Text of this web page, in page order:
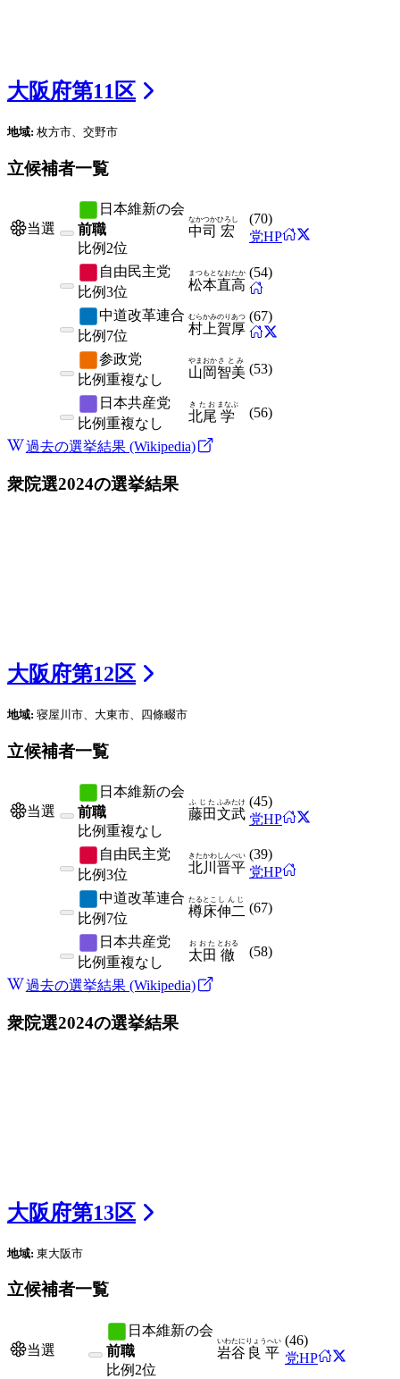
大阪府第11 区
地域: 枚方市、交野市
立候補者一覧
当選
日本維新の会
前職
比例2位
中司
なかつか
宏
ひろし (70)
党HP
自由民主党
比例3位 松本
まつもと
直高
なおたか (54)
中道改革連合
比例 7位 村上
むらかみ
賀厚
のりあつ (67)
参政党
比例重複なし 山岡
やまおか
智美
さとみ
(53)
日本共産党
比例重複なし 北尾
きたお
学
まなぶ
(56)
過去の選挙結果 (Wikipedia)
衆院選2024の選挙結果
大阪府第12区
地域: 寝屋川市、大東市、四條畷市
立候補者一覧
当選
日本維新の会
前職
比例重複なし
藤田
ふじた
文武
ふみたけ (45)
党HP
自由民主党
比例3位 北川
きたかわ
晋平
しんぺい (39)
党HP
中道改革連合
比例 7位 樽床
たるとこ
伸二
しんじ
(67)
日本共産党
比例重複なし 太田
おおた
徹
とおる
(58)
過去の選挙結果 (Wikipedia)
衆院選2024の選挙結果
大阪府第13区
地域: 東大阪市
立候補者一覧
当選
日本維新の会
前職
比例 2位
岩谷
いわたに
良平
りょうへい (46)
党HP